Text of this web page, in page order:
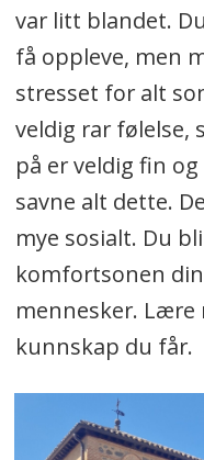
var litt blandet.
få oppleve, men
stresset for alt
veldig rar følelse,
på er veldig fin
savne alt dette.
mye sosialt. Du
komfortsonen
mennesker. Lære
kunnskap du får.